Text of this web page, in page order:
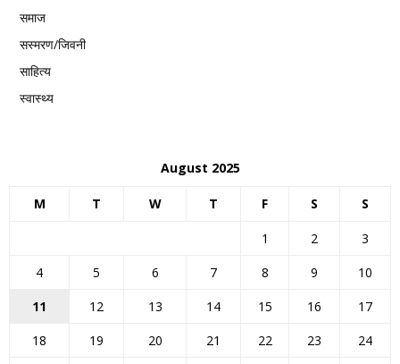
समाज
सस्मरण/जिवनी
साहित्य
स्वास्थ्य
August 2025
M T W T F S S
1 2
3
4
5 6 7 8 9
10
11
12 13 14 15 16
17
18
19 20 21 22 23
24